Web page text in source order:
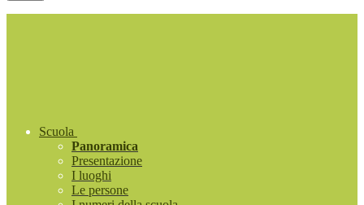
Scuola
Panoramica
Presentazione
I luoghi
Le persone